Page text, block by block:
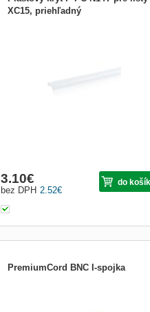
XC15, priehľadný
krytov účtujeme balné za použ
2.52€
bez DPH
3.10€ do
PremiumCord BNC I-spojka